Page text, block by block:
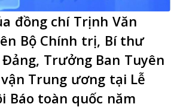
đồng chí Trịnh Văn
Bộ Chính trị, Bí thư
Trưởng Ban Tuyên
Trung ương tại Lễ
Báo toàn quốc năm